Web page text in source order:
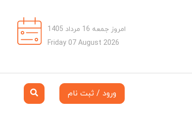
امروز جمعه 16 مرداد 1405
Friday 07 August 2026
ورود / ثبت نام